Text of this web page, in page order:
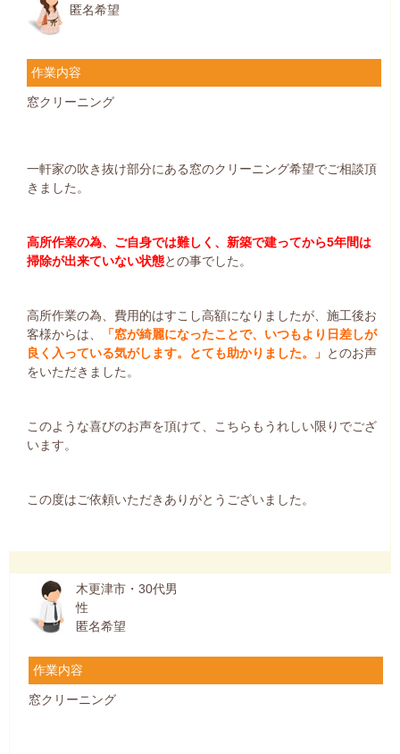
匿名希望
作業内容
窓クリーニング
一軒家の吹き抜け部分にある窓のクリーニング希望でご相談頂
きました。
高所作業の為、ご自身では難しく、新築で建ってから5年間は
掃除が出来ていない状態との事でした。
高所作業の為、費用的はすこし高額になりましたが、施工後お
客様からは、
「窓が綺麗になったことで、いつもより日差しが
良く入っている気がします。とても助かりました。」 とのお声
をいただきました。
このような喜びのお声を頂けて、こちらもうれしい限りでござ
います。
この度はご依頼いただきありがとうございました。
木更津市・30代男
性
匿名希望
作業内容
窓クリーニング